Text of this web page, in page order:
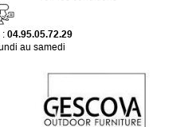
: 04.95.05.72.29
au samedi